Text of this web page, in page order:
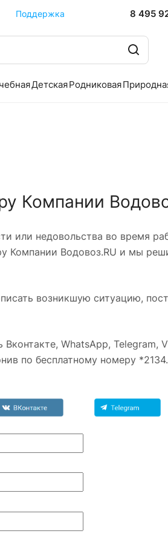
Поддержка 8 495
ДетскаяРодниковая
Компании
или недовольства во время
Компании Водовоз.RU и мы
возникшую ситуацию,
WhatsApp, Telegram,
по бесплатному номеру *2134.